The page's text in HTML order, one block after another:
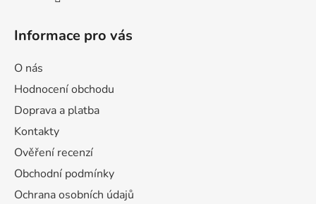
Informace pro vás
O nás
Hodnocení obchodu
Doprava a platba
Kontakty
Ověření recenzí
Obchodní podmínky
Ochrana osobních údajů